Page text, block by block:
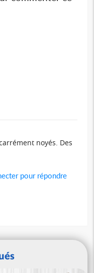
noyés. Des
pour répondre